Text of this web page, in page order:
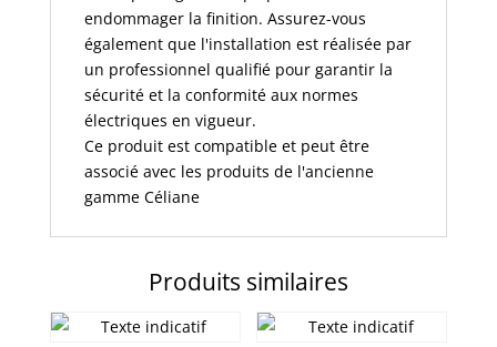
endommager la finition. Assurez-vous
également que l'installation est réalisée par
un professionnel qualifié pour garantir la
sécurité et la conformité aux normes
électriques en vigueur.
Ce produit est compatible et peut être
associé avec les produits de l'ancienne
gamme Céliane
Produits similaires